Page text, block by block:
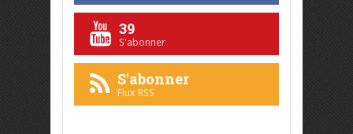
39
S'abonner
S'abonner
Flux RSS